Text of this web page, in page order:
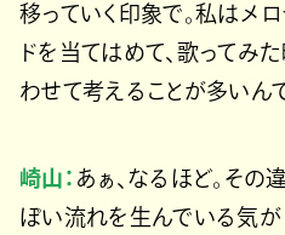
移っていく印象で。私はメ
ドを当てはめて、歌ってみ
わせて考えることが多いん
崎山： あぁ、なるほど。そ
ぽい流れを生んでいる気が